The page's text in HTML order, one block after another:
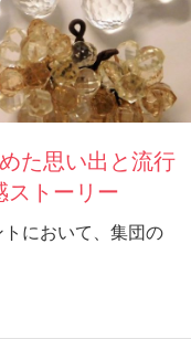
た思い出と流行
ストーリー
において、集団の